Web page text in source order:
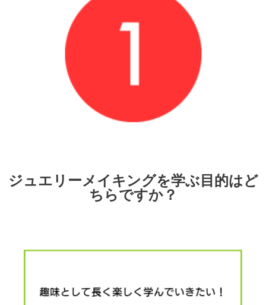
ジュエリーメイキングを学ぶ目的はど
ちらですか？